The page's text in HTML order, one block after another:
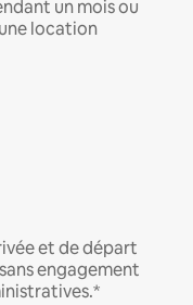
un mois ou
location
et de départ
engagement